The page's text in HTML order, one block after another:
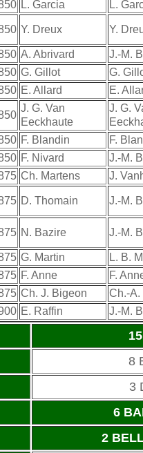
L. Garcia L.
Y. Dreux Y.
A. Abrivard
J.-M.
G. Gillot
G.
E. Allard E.
J. G. Van
Eeckhaute
J. G.
F. Blandin
F.
F. Nivard
J.-M.
Ch. Martens J.
D. Thomain J.-M.
N. Bazire J.-M.
G. Martin
L. B.
F. Anne
F.
Ch. J. Bigeon
Ch.-A.
E. Raffin J.-M.
8
3
6
2